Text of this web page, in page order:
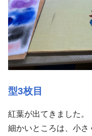
型3枚目
紅葉が出てきました。
細かいところは、小さ